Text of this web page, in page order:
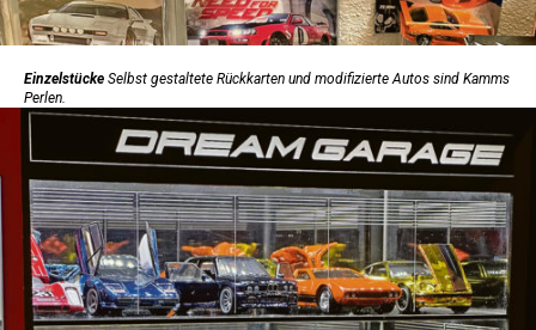
Einzelstücke Selbst gestaltete Rückkarten und modifizierte Autos sind Kamms
Perlen.